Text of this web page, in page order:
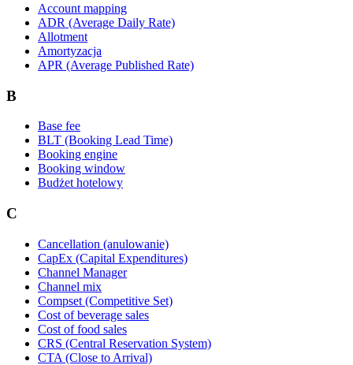
Account mapping
ADR (Average Daily Rate)
Allotment
Amortyzacja
APR (Average Published Rate)
B
Base fee
BLT (Booking Lead Time)
Booking engine
Booking window
Budżet hotelowy
C
Cancellation (anulowanie)
CapEx (Capital Expenditures)
Channel Manager
Channel mix
Compset (Competitive Set)
Cost of beverage sales
Cost of food sales
CRS (Central Reservation System)
CTA (Close to Arrival)